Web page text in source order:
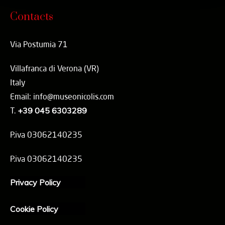
Contacts
Via Postumia 71
Villafranca di Verona (VR)
Italy
Email: info@museonicolis.com
T. +39 045 6303289
P.iva 03062140235
P.iva 03062140235
Privacy Policy
Cookie Policy